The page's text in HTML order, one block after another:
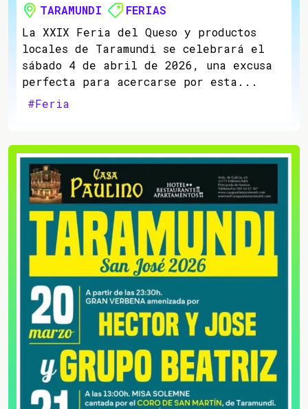
TARAMUNDI
FERIAS
La XXIX Feria del Queso y productos
locales de Taramundi se celebrará el
sábado 4 de abril de 2026, una excusa
perfecta para acercarse por esta...
#Feria